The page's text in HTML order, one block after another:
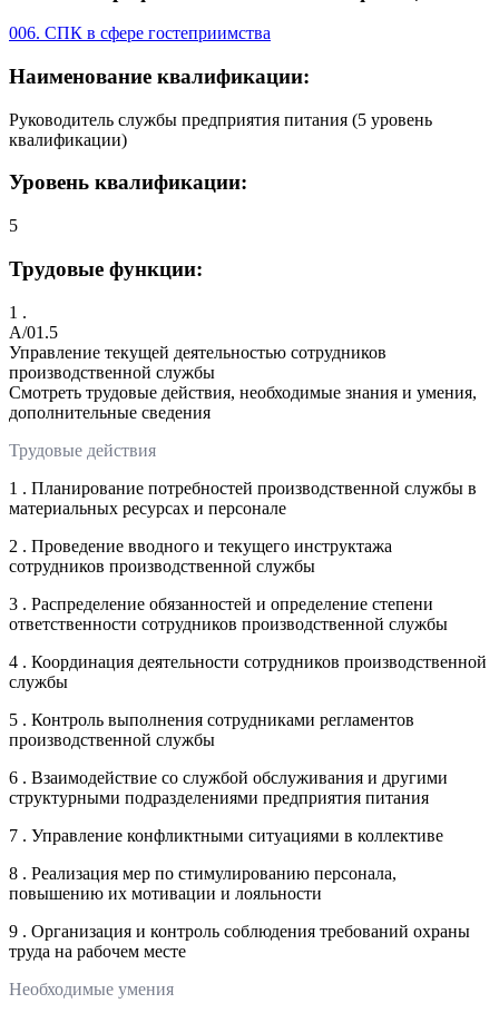
006. СПК в сфере гостеприимства
Наименование квалификации:
Руководитель службы предприятия питания (5 уровень
квалификации)
Уровень квалификации:
5
Трудовые функции:
1 .
A/01.5
Управление текущей деятельностью сотрудников
производственной службы
Смотреть трудовые действия, необходимые знания и умения,
дополнительные сведения
Трудовые действия
1 . Планирование потребностей производственной службы в
материальных ресурсах и персонале
2 . Проведение вводного и текущего инструктажа
сотрудников производственной службы
3 . Распределение обязанностей и определение степени
ответственности сотрудников производственной службы
4 . Координация деятельности сотрудников производственной
службы
5 . Контроль выполнения сотрудниками регламентов
производственной службы
6 . Взаимодействие со службой обслуживания и другими
структурными подразделениями предприятия питания
7 . Управление конфликтными ситуациями в коллективе
8 . Реализация мер по стимулированию персонала,
повышению их мотивации и лояльности
9 . Организация и контроль соблюдения требований охраны
труда на рабочем месте
Необходимые умения